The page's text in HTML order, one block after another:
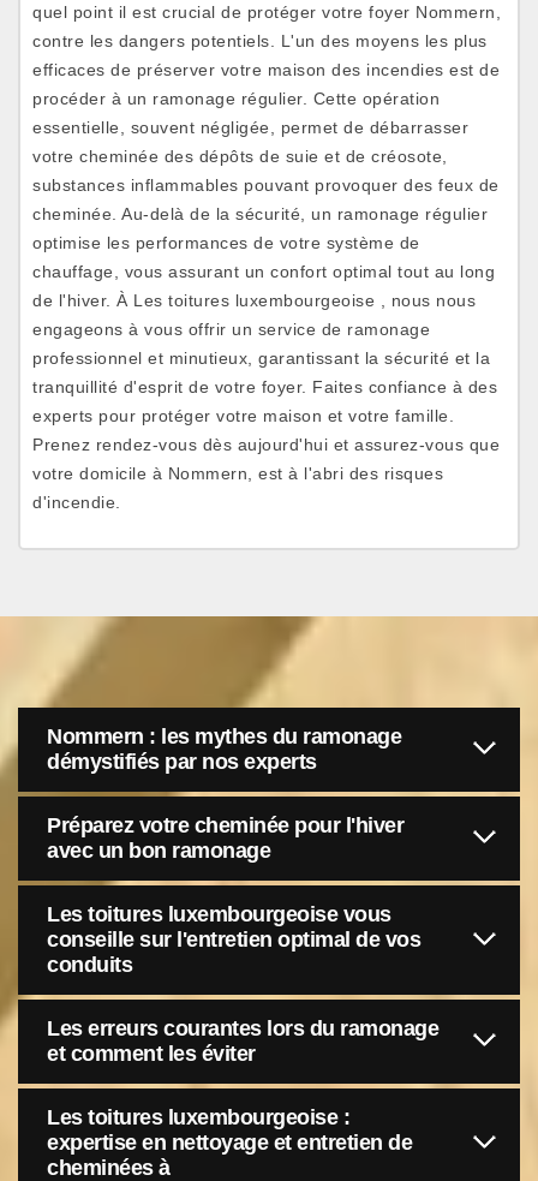
quel point il est crucial de protéger votre foyer Nommern,
contre les dangers potentiels. L'un des moyens les plus
efficaces de préserver votre maison des incendies est de
procéder à un ramonage régulier. Cette opération
essentielle, souvent négligée, permet de débarrasser
votre cheminée des dépôts de suie et de créosote,
substances inflammables pouvant provoquer des feux de
cheminée. Au-delà de la sécurité, un ramonage régulier
optimise les performances de votre système de
chauffage, vous assurant un confort optimal tout au long
de l'hiver. À Les toitures luxembourgeoise , nous nous
engageons à vous offrir un service de ramonage
professionnel et minutieux, garantissant la sécurité et la
tranquillité d'esprit de votre foyer. Faites confiance à des
experts pour protéger votre maison et votre famille.
Prenez rendez-vous dès aujourd'hui et assurez-vous que
votre domicile à Nommern, est à l'abri des risques
d'incendie.
Nommern : les mythes du ramonage
démystifiés par nos experts
Préparez votre cheminée pour l'hiver
avec un bon ramonage
Les toitures luxembourgeoise vous
conseille sur l'entretien optimal de vos
conduits
Les erreurs courantes lors du ramonage
et comment les éviter
Les toitures luxembourgeoise :
expertise en nettoyage et entretien de
cheminées à